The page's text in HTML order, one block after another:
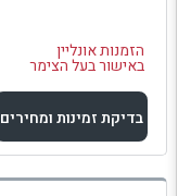
הזמנות אונליין
באישור בעל הצימר
בדיקת זמינות ומחירים
למתחם זה